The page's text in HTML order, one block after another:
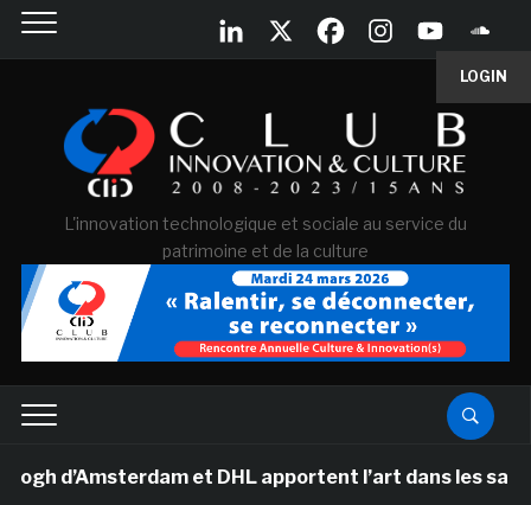
LOGIN
L'innovation technologique et sociale au service du
patrimoine et de la culture
d’Amsterdam et DHL apportent l’art dans les salles